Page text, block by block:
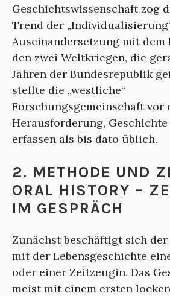
Geschichtswissenschaft zog
Trend der
Auseinandersetzung mit
den zwei Weltkriegen, die
Jahren der Bundesrepublik
stellte die „westliche“
Forschungsgemeinschaft vor
Herausforderung, Geschichte
erfassen als bis dato üblich.
2. METHODE UND
ORAL HISTORY –
IM GESPRÄCH
Zunächst beschäftigt sich
mit der Lebensgeschichte
oder einer Zeitzeugin. Das
meist mit einem ersten